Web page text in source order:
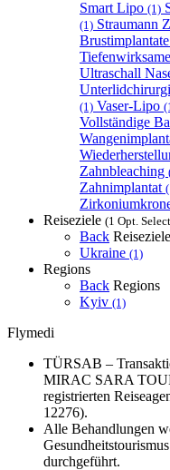
Smart Lipo (1)
(1) Straumann
Brustimplantate
Ultraschall
(1) Vaser-Lipo
Vollständige
Zahnbleaching
Zahnimplantat
Reiseziele (1 Opt.
Back Reiseziele
Ukraine (1)
Regions
Back Regions
Kyiv (1)
Flymedi
TÜRSAB –
MIRAC SARA
registrierten
12276).
Alle Behandlungen
durchgeführt.